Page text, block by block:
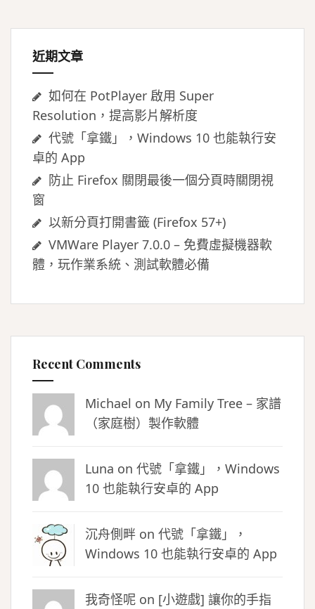
近期文章
如何在 PotPlayer 啟用 Super
Resolution，提高影片解析度
代號「拿鐵」，Windows 10 也能執行安
卓的 App
防止 Firefox 關閉最後一個分頁時關閉視
窗
以新分頁打開書籤 (Firefox 57+)
VMWare Player 7.0.0 – 免費虛擬機器軟
體，玩作業系統、測試軟體必備
Recent Comments
Michael on My Family Tree – 家譜
（家庭樹）製作軟體
Luna on 代號「拿鐵」，Windows
10 也能執行安卓的 App
沉舟側畔 on 代號「拿鐵」，
Windows 10 也能執行安卓的 App
我奇怪呢 on [小遊戲] 讓你的手指